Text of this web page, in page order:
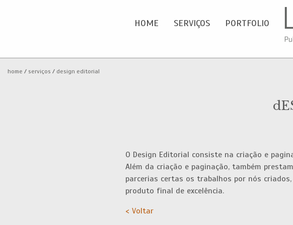
Serviços
HOME SERVIÇOS PORTFOLIO
home serviços design editorial
O Design Editorial consiste na criação e
Além da criação e paginação, também
parcerias certas os trabalhos por nós
produto final de excelência.
< Voltar